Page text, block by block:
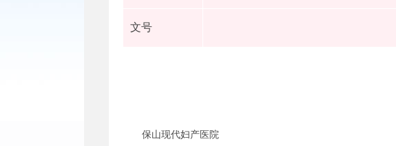
文号
保山现代妇产医院